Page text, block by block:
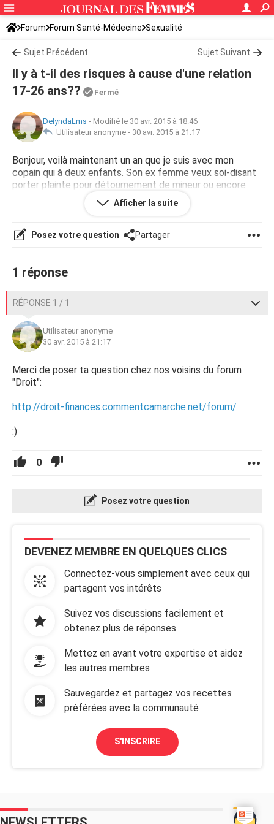
Forum Forum Santé-Médecine Sexualité
Sujet Précédent Sujet Suivant
Il y à t-il des risques à cause d'une relation
17-26 ans??
Fermé
DelyndaLms - Modifié le 30 avr. 2015 à 18:46
Utilisateur anonyme - 30 avr. 2015 à 21:17
Bonjour, voilà maintenant un an que je suis avec mon
copain qui à deux enfants. Son ex femme veux soi-disant
porter plainte pour détournement de mineur ou encore
pédophilie. J'aurais voulu avoir votre avis sur ce sujet!
Merci pour tout ceux qui lirons mon message :-(
Afficher la suite
Posez votre question Partager
1 réponse
RÉPONSE 1 / 1
Utilisateur anonyme
30 avr. 2015 à 21:17
Merci de poser ta question chez nos voisins du forum
"Droit":
http://droit-finances.commentcamarche.net/forum/
:)
0
Posez votre question
DEVENEZ MEMBRE EN QUELQUES CLICS
Connectez-vous simplement avec ceux qui
partagent vos intérêts
Suivez vos discussions facilement et
obtenez plus de réponses
Mettez en avant votre expertise et aidez
les autres membres
Sauvegardez et partagez vos recettes
préférées avec la communauté
S'INSCRIRE